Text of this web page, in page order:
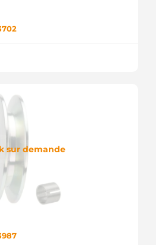
sur demande